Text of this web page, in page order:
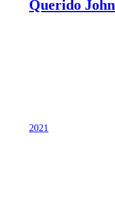
Querido John
2021